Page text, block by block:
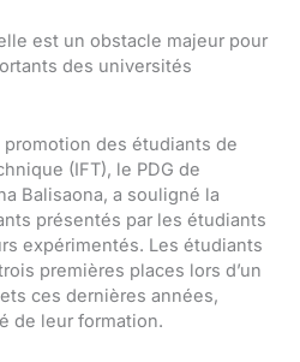
est un obstacle majeur pour
des universités
promotion des étudiants de
(IFT), le PDG de
Balisaona, a souligné la
présentés par les étudiants
expérimentés. Les étudiants
premières places lors d’un
ces dernières années,
de leur formation.